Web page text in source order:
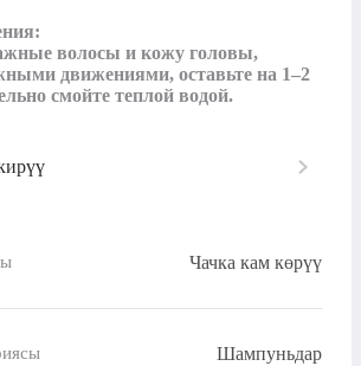
волосы и кожу головы,
движениями, оставьте на 1–2
смойте теплой водой.
Чачка кам көрүү
Шампуньдар